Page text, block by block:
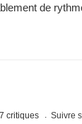
de
critiques Suivre